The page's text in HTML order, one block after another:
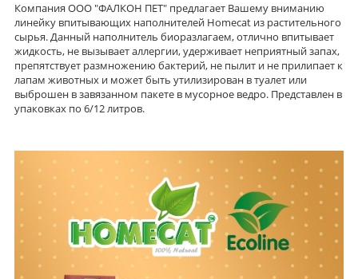
Компания ООО "ФАЛКОН ПЕТ" предлагает Вашему вниманию
линейку впитывающих наполнителей Homecat из растительного
сырья. Данный наполнитель биоразлагаем, отлично впитывает
жидкость, не вызывает аллергии, удерживает неприятный запах,
препятствует размножению бактерий, не пылит и не прилипает к
лапам животных и может быть утилизирован в туалет или
выброшен в завязанном пакете в мусорное ведро. Представлен в
упаковках по 6/12 литров.